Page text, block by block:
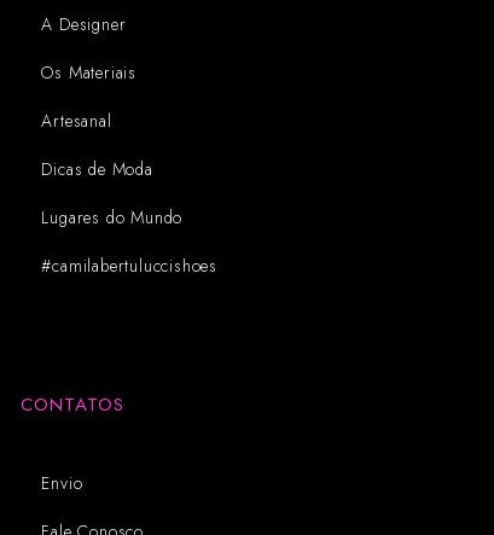
A Designer
Os Materiais
Artesanal
Dicas de Moda
Lugares do Mundo
#camilabertuluccishoes
CONTATOS
Envio